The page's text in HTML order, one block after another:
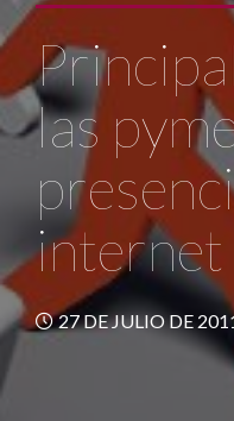
las
internet
27 DE JULIO DE